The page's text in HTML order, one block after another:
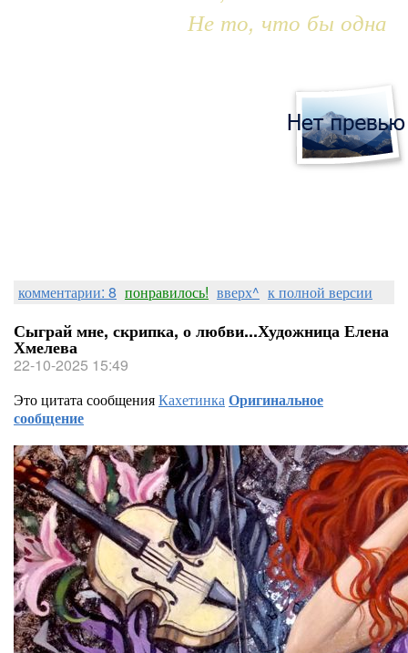
Не то, что бы одна
комментарии: 8 понравилось! вверх^ к полной версии
Сыграй мне, скрипка, о любви...Художница Елена
Хмелева
22-10-2025 15:49
Это цитата сообщенияКахетинкаОригинальное
сообщение